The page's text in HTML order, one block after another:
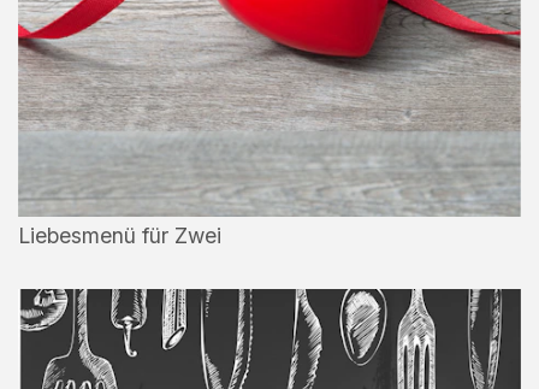
Liebesmenü für Zwei